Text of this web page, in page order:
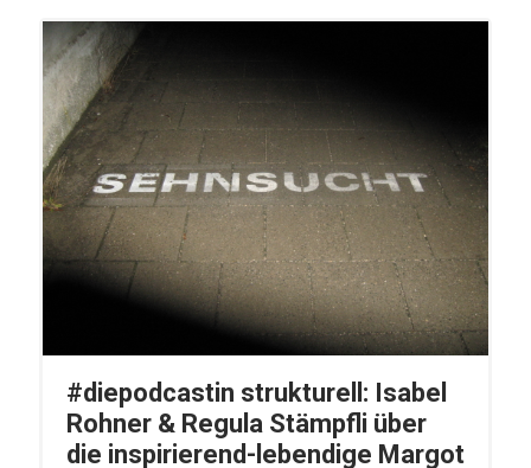
#diepodcastin strukturell: Isabel
Rohner & Regula Stämpfli über
die inspirierend-lebendige Margot